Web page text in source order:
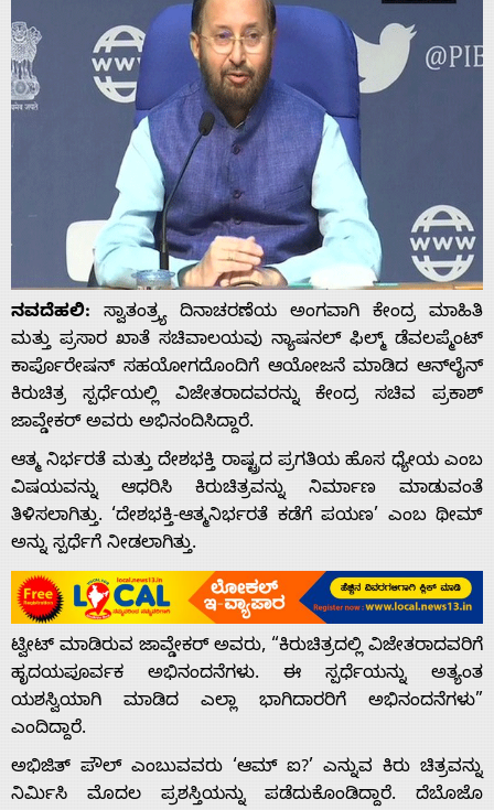
Home
About
ನವದೆಹಲಿ: ಸ್ವಾತಂತ್ರ್ಯ ದಿನಾಚರಣೆಯ ಅಂಗವಾಗಿ ಕೇಂದ್ರ ಮಾಹಿತಿ
ಮತ್ತು ಪ್ರಸಾರ ಖಾತೆ ಸಚಿವಾಲಯವು ನ್ಯಾಷನಲ್ ಫಿಲ್ಮ್ ಡೆವಲಪ್ಮೆಂಟ್
ಕಾರ್ಪೊರೇಷನ್ ಸಹಯೋಗದೊಂದಿಗೆ ಆಯೋಜನೆ ಮಾಡಿದ ಆನ್‌ಲೈನ್
ಕಿರುಚಿತ್ರ ಸ್ಪರ್ಧೆಯಲ್ಲಿ ವಿಜೇತರಾದವರನ್ನು ಕೇಂದ್ರ ಸಚಿವ ಪ್ರಕಾಶ್
ಜಾವ್ಡೇಕರ್‌ ಅವರು ಅಭಿನಂದಿಸಿದ್ದಾರೆ.
ಆತ್ಮ ನಿರ್ಭರತೆ ಮತ್ತು ದೇಶಭಕ್ತಿ ರಾಷ್ಟ್ರದ ಪ್ರಗತಿಯ ಹೊಸ ಧ್ಯೇಯ ಎಂಬ
ವಿಷಯವನ್ನು ಆಧರಿಸಿ ಕಿರುಚಿತ್ರವನ್ನು ನಿರ್ಮಾಣ ಮಾಡುವಂತೆ
ತಿಳಿಸಲಾಗಿತ್ತು. ‘ದೇಶಭಕ್ತಿ-ಆತ್ಮನಿರ್ಭರತೆ ಕಡೆಗೆ ಪಯಣ’ ಎಂಬ ಥೀಮ್
ಅನ್ನು ಸ್ಪರ್ಧೆಗೆ ನೀಡಲಾಗಿತ್ತು.
ಟ್ವೀಟ್ ಮಾಡಿರುವ ಜಾವ್ಡೇಕರ್‌ ಅವರು, “ಕಿರುಚಿತ್ರದಲ್ಲಿ ವಿಜೇತರಾದವರಿಗೆ
ಹೃದಯಪೂರ್ವಕ ಅಭಿನಂದನೆಗಳು. ಈ ಸ್ಪರ್ಧೆಯನ್ನು ಅತ್ಯಂತ
ಯಶಸ್ವಿಯಾಗಿ ಮಾಡಿದ ಎಲ್ಲಾ ಭಾಗಿದಾರರಿಗೆ ಅಭಿನಂದನೆಗಳು”
ಎಂದಿದ್ದಾರೆ.
ಅಭಿಜಿತ್ ಪೌಲ್ ಎಂಬುವವರು ‘ಆಮ್ ಐ?’ ಎನ್ನುವ ಕಿರು ಚಿತ್ರವನ್ನು
ನಿರ್ಮಿಸಿ ಮೊದಲ ಪ್ರಶಸ್ತಿಯನ್ನು ಪಡೆದುಕೊಂಡಿದ್ದಾರೆ. ದೆಬೊಜೊ